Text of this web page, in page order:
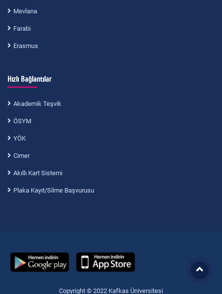
Mevlana
Farabi
Erasmus
Hızlı Bağlantılar
Akademik Teşvik
ÖSYM
YÖK
Cimer
Akıllı Kart Sistemi
Plaka Kayıt/Silme Başvurusu
Copyright © 2022 Kafkas Üniversitesi